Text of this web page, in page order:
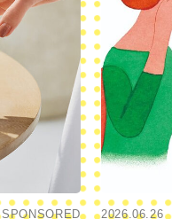
SPONSORED 2026.06.26